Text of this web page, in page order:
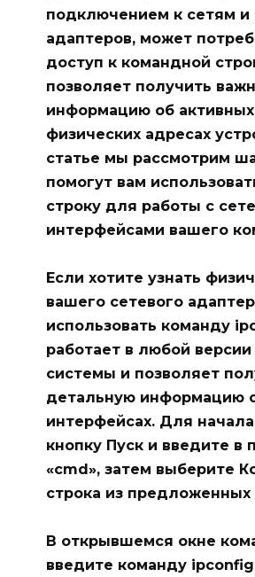
подключением к сетям и
адаптеров, может
доступ к командной
позволяет получить
информацию об
физических адресах
статье мы рассмотрим
помогут вам
строку для работы с
интерфейсами вашего
Если хотите узнать
вашего сетевого
использовать команду
работает в любой
системы и позволяет
детальную информацию
интерфейсах. Для
кнопку Пуск и введите в
«cmd», затем выберите
строка из предложенных
В открывшемся окне
введите команду ipconfig